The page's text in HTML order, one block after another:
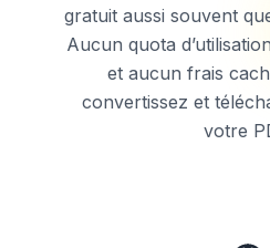
gratuit aussi souvent
Aucun quota
et aucun frais
convertissez et
votre